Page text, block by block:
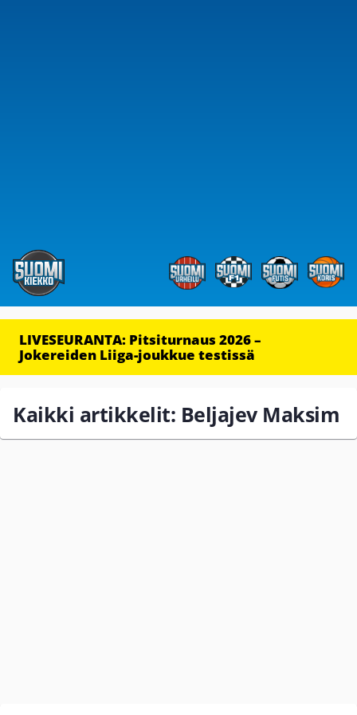
LIVESEURANTA: Pitsiturnaus 2026 –
Jokereiden Liiga-joukkue testissä
Kaikki artikkelit: Beljajev Maksim